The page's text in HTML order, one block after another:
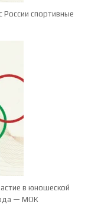
спортивные
в юношеской
— МОК